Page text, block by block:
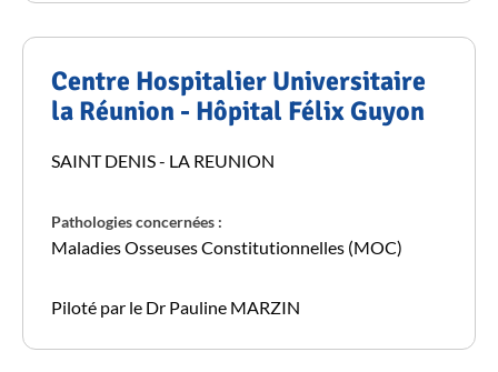
Centre Hospitalier Universitaire
la Réunion - Hôpital Félix Guyon
SAINT DENIS - LA REUNION
Pathologies concernées :
Maladies Osseuses Constitutionnelles (MOC)
Piloté par le Dr Pauline MARZIN